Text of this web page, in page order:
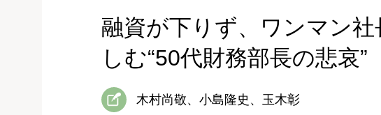
融資が下りず、ワンマン
しむ“50代財務部長の悲哀”
木村尚敬、小島隆史、玉木彰